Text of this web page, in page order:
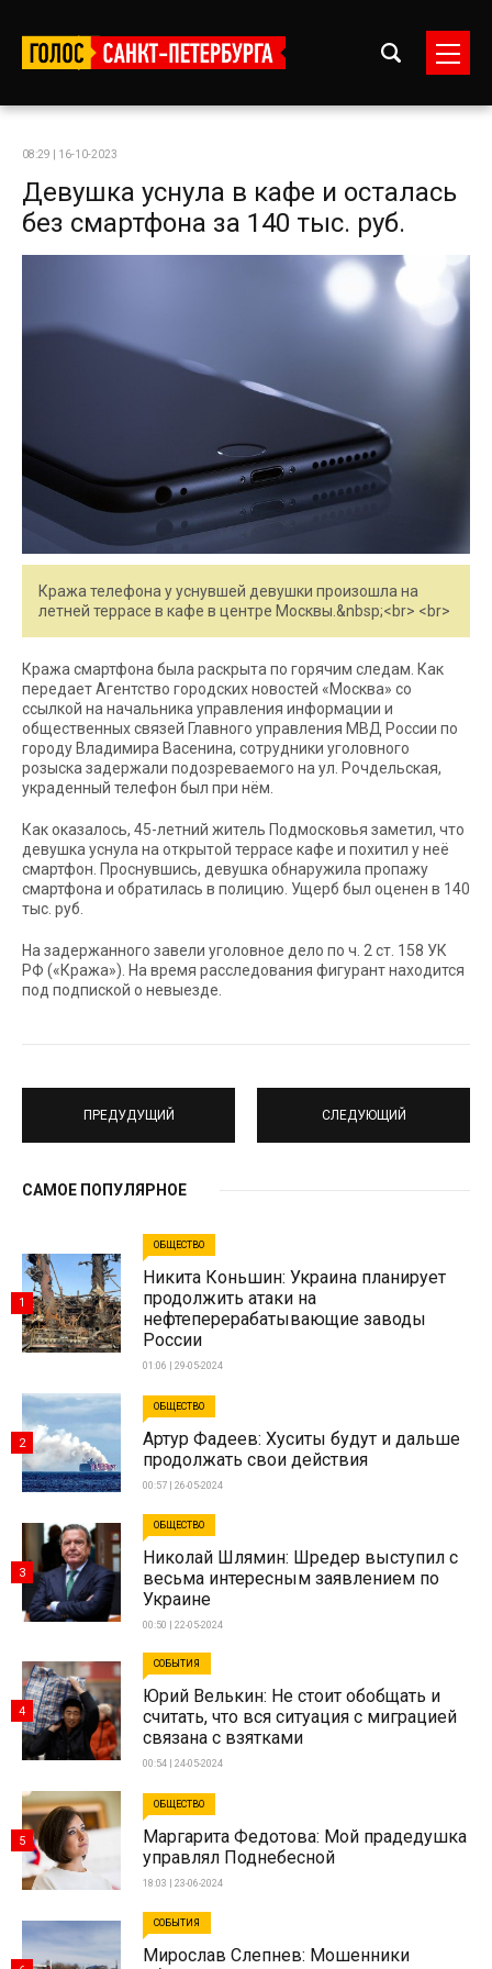
08:29 | 16-10-2023
Девушка уснула в кафе и осталась
без смартфона за 140 тыс. руб.
Кража телефона у уснувшей девушки произошла на
летней террасе в кафе в центре Москвы.&nbsp;<br> <br>
Кража смартфона была раскрыта по горячим следам. Как
передает Агентство городских новостей «Москва» со
ссылкой на начальника управления информации и
общественных связей Главного управления МВД России по
городу Владимира Васенина, сотрудники уголовного
розыска задержали подозреваемого на ул. Рочдельская,
украденный телефон был при нём.
Как оказалось, 45-летний житель Подмосковья заметил, что
девушка уснула на открытой террасе кафе и похитил у неё
смартфон. Проснувшись, девушка обнаружила пропажу
смартфона и обратилась в полицию. Ущерб был оценен в 140
тыс. руб.
На задержанного завели уголовное дело по ч. 2 ст. 158 УК
РФ («Кража»). На время расследования фигурант находится
под подпиской о невыезде.
ПРЕДУДУЩИЙ СЛЕДУЮЩИЙ
САМОЕ ПОПУЛЯРНОЕ
ОБЩЕСТВО
Никита Коньшин: Украина планирует
продолжить атаки на
нефтеперерабатывающие заводы
России
01:06 | 29-05-2024
1
ОБЩЕСТВО
Артур Фадеев: Хуситы будут и дальше
продолжать свои действия
00:57 | 26-05-2024
2
ОБЩЕСТВО
Николай Шлямин: Шредер выступил с
весьма интересным заявлением по
Украине
00:50 | 22-05-2024
3
СОБЫТИЯ
Юрий Велькин: Не стоит обобщать и
считать, что вся ситуация с миграцией
связана с взятками
00:54 | 24-05-2024
4
ОБЩЕСТВО
Маргарита Федотова: Мой прадедушка
управлял Поднебесной
18:03 | 23-06-2024
5
СОБЫТИЯ
Мирослав Слепнев: Мошенники